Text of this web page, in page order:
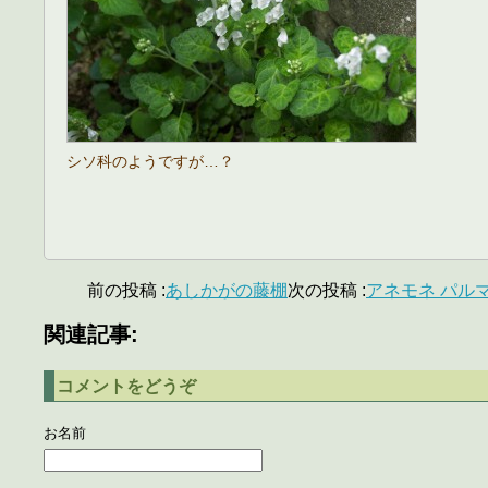
シソ科のようですが…？
前の投稿 :あしかがの藤棚次の投稿 :アネモネ パル
関連記事:
コメントをどうぞ
お名前